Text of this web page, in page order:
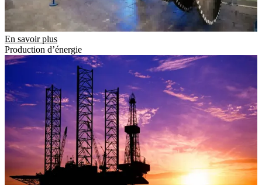
En savoir plus
Production d’énergie